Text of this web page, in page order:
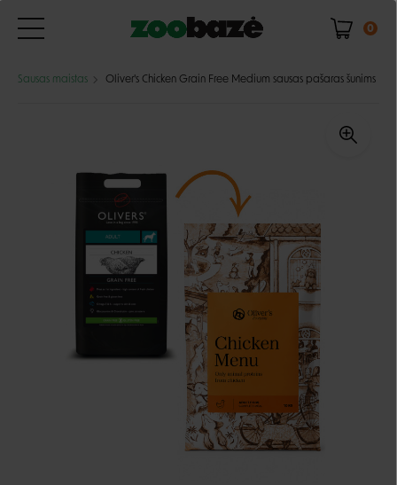
0
Sausas maistas Oliver's Chicken Grain Free Medium sausas pašaras šunims